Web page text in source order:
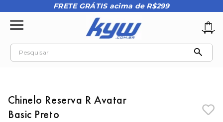
FRETE GRÁTIS acima de R$299
Pesquisar
Chinelo Reserva R Avatar
Basic Preto
2º oakley